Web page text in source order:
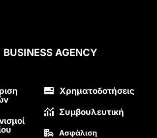
BUSINESS AGENCY
Χρηματοδοτήσεις
Συμβουλευτική
Ασφάλιση